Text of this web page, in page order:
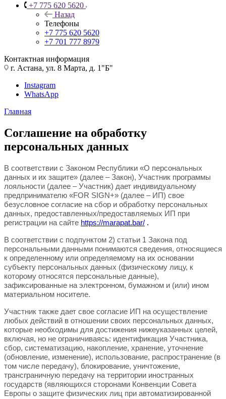
+7 775 620 5620
Назад
Телефоны
+7 775 620 5620
+7 701 777 8979
Контактная информация
г. Астана, ул. 8 Марта, д. 1"Б"
Instagram
WhatsApp
Главная
Соглашение на обработку
персональных данных
В соответствии с Законом Республики «О персональных
данных и их защите» (далее – Закон), Участник программы
лояльности (далее – Участник) дает индивидуальному
предпринимателю «FOR SIGN+» (далее – ИП) свое
безусловное согласие на сбор и обработку персональных
данных, предоставленных/предоставляемых ИП при
регистрации на сайте https://marapat.bar/ .
В соответствии с подпунктом 2) статьи 1 Закона под
персональными данными понимаются сведения, относящиеся
к определенному или определяемому на их основании
субъекту персональных данных (физическому лицу, к
которому относятся персональные данные),
зафиксированные на электронном, бумажном и (или) ином
материальном носителе.
Участник также дает свое согласие ИП на осуществление
любых действий в отношении своих персональных данных,
которые необходимы для достижения нижеуказанных целей,
включая, но не ограничиваясь: идентификация Участника,
сбор, систематизацию, накопление, хранение, уточнение
(обновление, изменение), использование, распространение (в
том числе передачу), блокирование, уничтожение,
трансграничную передачу на территории иностранных
государств (являющихся сторонами Конвенции Совета
Европы о защите физических лиц при автоматизированной